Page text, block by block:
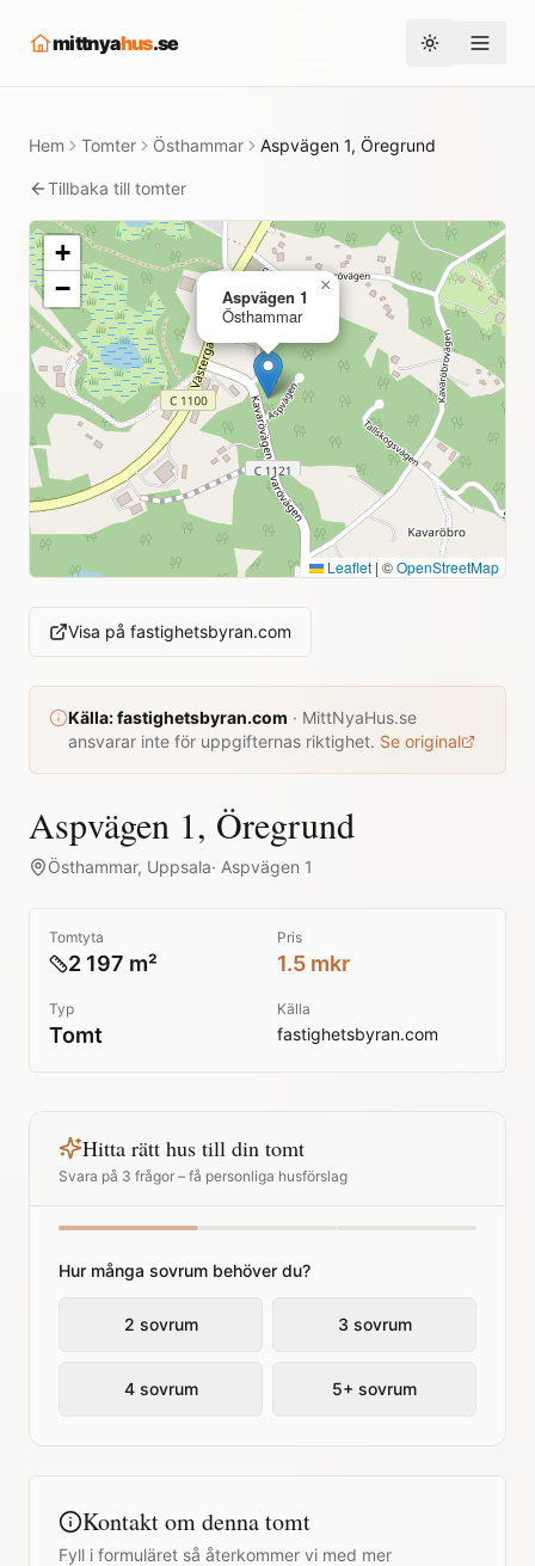
mittnyahus.se Toggle theme
Hem Tomter Östhammar Aspvägen 1, Öregrund
Tillbaka till tomter
Aspvägen 1
Östhammar
×
+
−
Leaflet | ©OpenStreetMap
Visa på fastighetsbyran.com
Källa:fastighetsbyran.com · MittNyaHus.se
ansvarar inte för uppgifternas riktighet. Se original
Aspvägen 1, Öregrund
Östhammar, Uppsala· Aspvägen 1
Tomtyta
2 197 m²
Pris
1.5 mkr
Typ
Tomt
Källa
fastighetsbyran.com
Hitta rätt hus till din tomt
Svara på 3 frågor – få personliga husförslag
Hur många sovrum behöver du?
2 sovrum 3 sovrum
4 sovrum 5+ sovrum
Kontakt om denna tomt
Fyll i formuläret så återkommer vi med mer